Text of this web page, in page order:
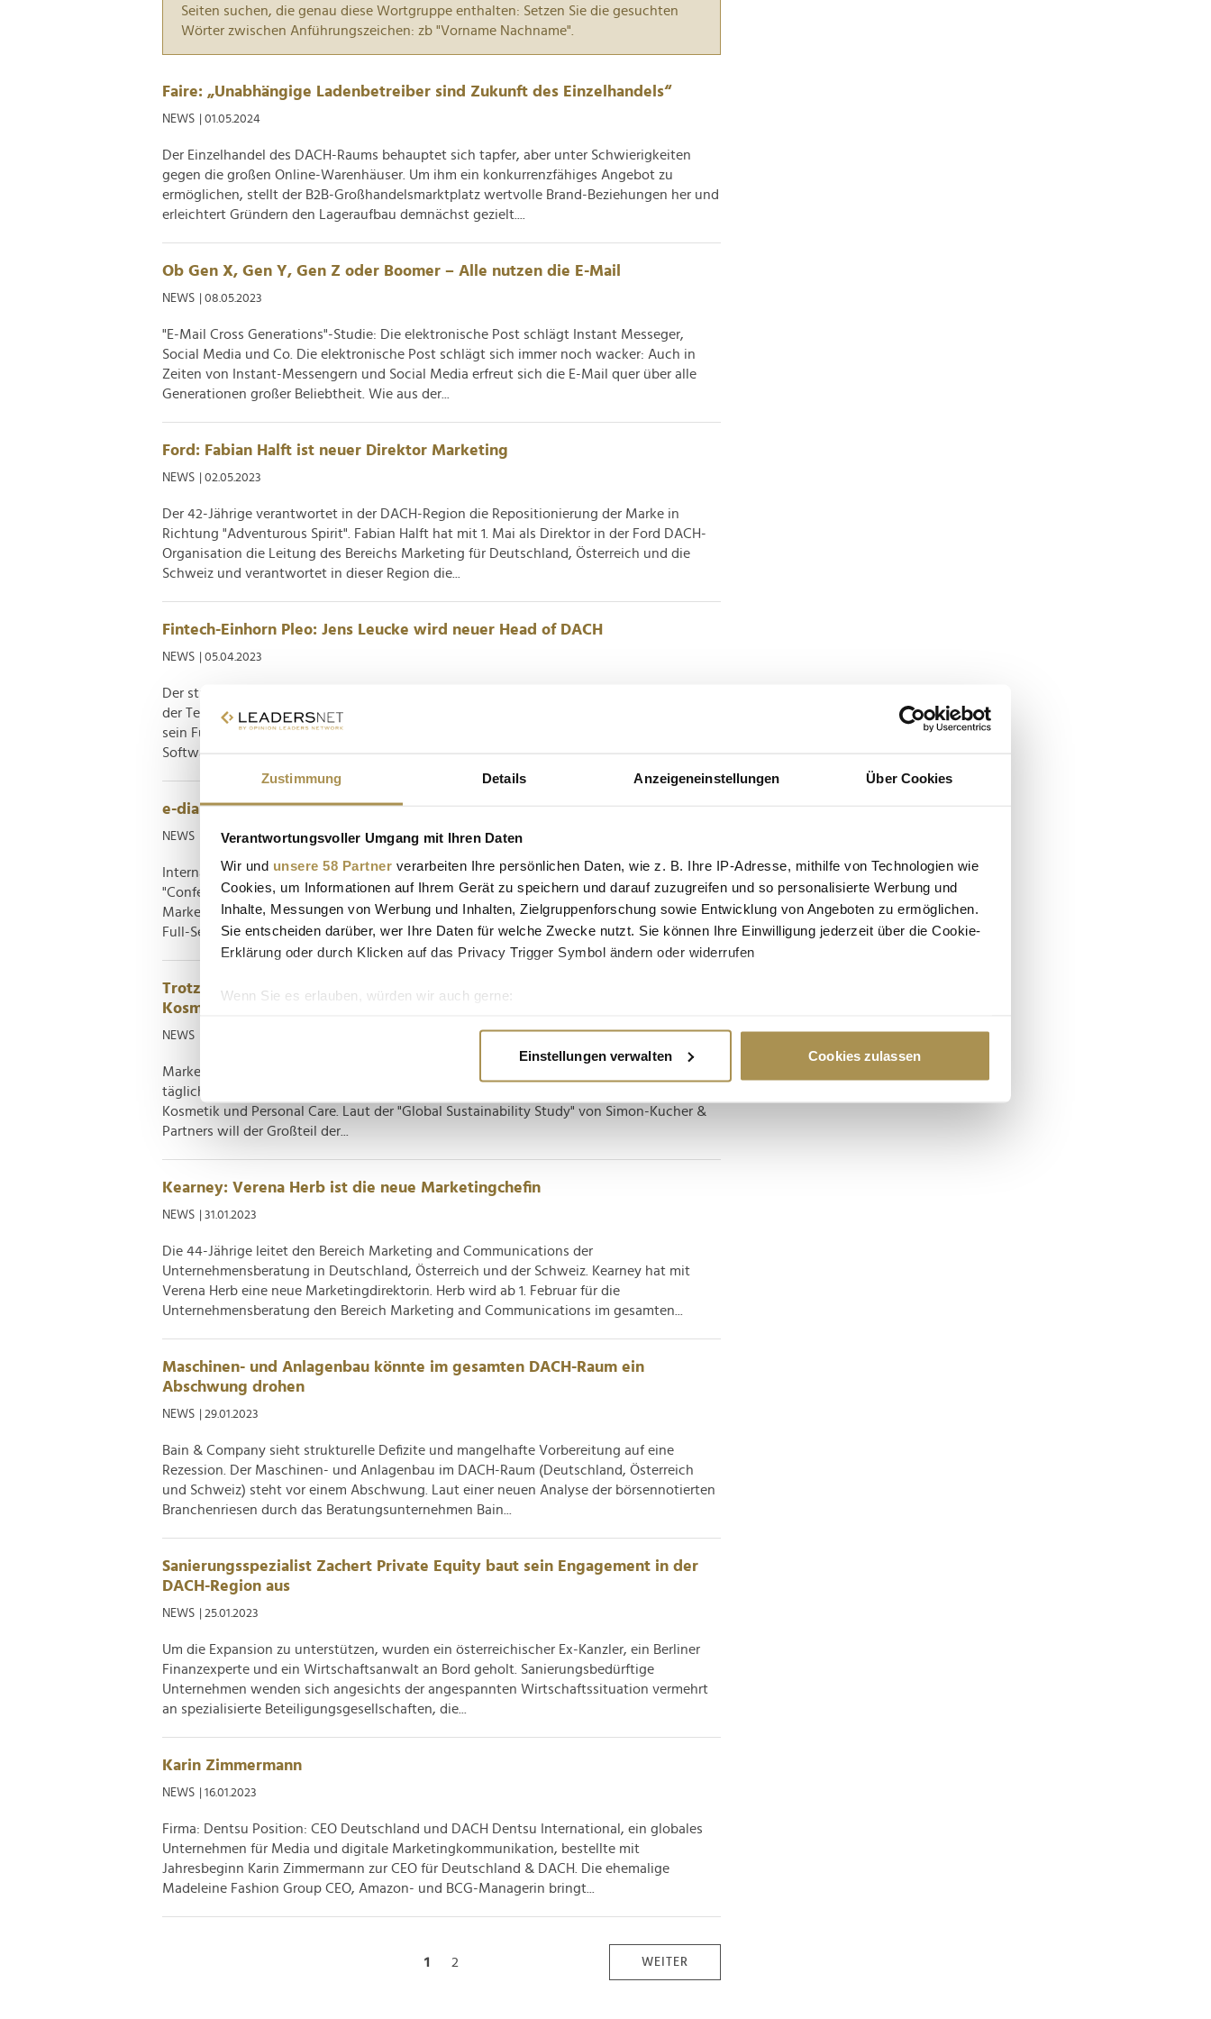
Zustimmung Details Anzeigeneinstellungen Über Cookies
Verantwortungsvoller Umgang mit Ihren Daten
Wir und unsere 58 Partner verarbeiten Ihre persönlichen Daten, wie z. B. Ihre IP-Adresse, mithilfe von Technologien wie
Cookies, um Informationen auf Ihrem Gerät zu speichern und darauf zuzugreifen und so personalisierte Werbung und
Inhalte, Messungen von Werbung und Inhalten, Zielgruppenforschung sowie Entwicklung von Angeboten zu ermöglichen.
Sie entscheiden darüber, wer Ihre Daten für welche Zwecke nutzt. Sie können Ihre Einwilligung jederzeit über die Cookie-
Erklärung oder durch Klicken auf das Privacy Trigger Symbol ändern oder widerrufen
Wenn Sie es erlauben, würden wir auch gerne:
Erfahren Sie mehr darüber, wie Ihre persönlichen Daten verarbeitet werden, und legen Sie Ihre Präferenzen im
Wir verwenden Cookies, um Inhalte und Anzeigen zu personalisieren, Funktionen für soziale Medien anbieten zu können
möglicherweise mit weiteren Daten zusammen, die Sie ihnen bereitgestellt haben oder die sie im Rahmen Ihrer Nutzung
der Dienste gesammelt haben.
Einstellungen verwalten Cookies zulassen
Seiten suchen, die genau diese Wortgruppe enthalten: Setzen Sie die gesuchten
Wörter zwischen Anführungszeichen: zb "Vorname Nachname".
Faire: „Unabhängige Ladenbetreiber sind Zukunft des Einzelhandels“
NEWS | 01.05.2024
Der Einzelhandel des DACH-Raums behauptet sich tapfer, aber unter Schwierigkeiten
gegen die großen Online-Warenhäuser. Um ihm ein konkurrenzfähiges Angebot zu
ermöglichen, stellt der B2B-Großhandelsmarktplatz wertvolle Brand-Beziehungen her und
erleichtert Gründern den Lageraufbau demnächst gezielt....
Ob Gen X, Gen Y, Gen Z oder Boomer – Alle nutzen die E-Mail
NEWS | 08.05.2023
"E-Mail Cross Generations"-Studie: Die elektronische Post schlägt Instant Messeger,
Social Media und Co. Die elektronische Post schlägt sich immer noch wacker: Auch in
Zeiten von Instant-Messengern und Social Media erfreut sich die E-Mail quer über alle
Generationen großer Beliebtheit. Wie aus der...
Ford: Fabian Halft ist neuer Direktor Marketing
NEWS | 02.05.2023
Der 42-Jährige verantwortet in der DACH-Region die Repositionierung der Marke in
Richtung "Adventurous Spirit". Fabian Halft hat mit 1. Mai als Direktor in der Ford DACH-
Organisation die Leitung des Bereichs Marketing für Deutschland, Österreich und die
Schweiz und verantwortet in dieser Region die...
Fintech-Einhorn Pleo: Jens Leucke wird neuer Head of DACH
NEWS | 05.04.2023
Der studierte IT-Ingenieur verfügt über mehr als ein Jahrzehnt an Führungserfahrung in
der Tech-Branche und war unter anderem bei Dell und Freshworks aktiv. Pleo erweitert
sein Führungsteam: Jens Leucke, zuvor General Manager und Head of Sales DACH des
Softwareunternehmens Freshworks, schließt sich...
e-dialog lädt zur 12. Google Analytics Conference
NEWS | 22.03.2023
Internationale Speaker von Google, e-dialog, AB Tasty und Lunapark vermitteln beim
"Conference Day" im Wiener Schloss Schönbrunn in über 20 Talks Insights zu Digital
Marketing mit der Google Cloud & Marketing Platform. Die von der international tätigen
Full-Service-Agentur für data-driven...
Trotz hoher Inflation: Konsumenten bereit, für nachhaltige
Kosmetikprodukte tiefer in die Tasche zu...
NEWS
Markenloyalität ist bei Beauty-Produkten deutlich höher als bei anderen Gütern des
täglichen Bedarfs. Die Inflation hat kaum Einfluss auf den Nachhaltigkeitstrend bei
Kosmetik und Personal Care. Laut der "Global Sustainability Study" von Simon-Kucher &
Partners will der Großteil der...
Kearney: Verena Herb ist die neue Marketingchefin
NEWS | 31.01.2023
Die 44-Jährige leitet den Bereich Marketing and Communications der
Unternehmensberatung in Deutschland, Österreich und der Schweiz. Kearney hat mit
Verena Herb eine neue Marketingdirektorin. Herb wird ab 1. Februar für die
Unternehmensberatung den Bereich Marketing and Communications im gesamten...
Maschinen- und Anlagenbau könnte im gesamten DACH-Raum ein
Abschwung drohen
NEWS | 29.01.2023
Bain & Company sieht strukturelle Defizite und mangelhafte Vorbereitung auf eine
Rezession. Der Maschinen- und Anlagenbau im DACH-Raum (Deutschland, Österreich
und Schweiz) steht vor einem Abschwung. Laut einer neuen Analyse der börsennotierten
Branchenriesen durch das Beratungsunternehmen Bain...
Sanierungsspezialist Zachert Private Equity baut sein Engagement in der
DACH-Region aus
NEWS | 25.01.2023
Um die Expansion zu unterstützen, wurden ein österreichischer Ex-Kanzler, ein Berliner
Finanzexperte und ein Wirtschaftsanwalt an Bord geholt. Sanierungsbedürftige
Unternehmen wenden sich angesichts der angespannten Wirtschaftssituation vermehrt
an spezialisierte Beteiligungsgesellschaften, die...
Karin Zimmermann
NEWS | 16.01.2023
Firma: Dentsu Position: CEO Deutschland und DACH Dentsu International, ein globales
Unternehmen für Media und digitale Marketingkommunikation, bestellte mit
Jahresbeginn Karin Zimmermann zur CEO für Deutschland & DACH. Die ehemalige
Madeleine Fashion Group CEO, Amazon- und BCG-Managerin bringt...
1 2 WEITER